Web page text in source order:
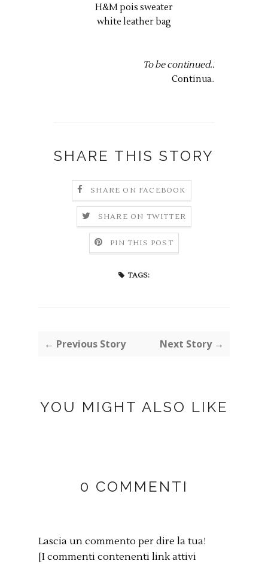
H&M pois sweater
white leather bag
To be continued..
Continua..
SHARE THIS STORY
SHARE ON FACEBOOK
SHARE ON TWITTER
PIN THIS POST
TAGS:
← Previous Story Next Story →
YOU MIGHT ALSO LIKE
0 COMMENTI
Lascia un commento per dire la tua!
[I commenti contenenti link attivi